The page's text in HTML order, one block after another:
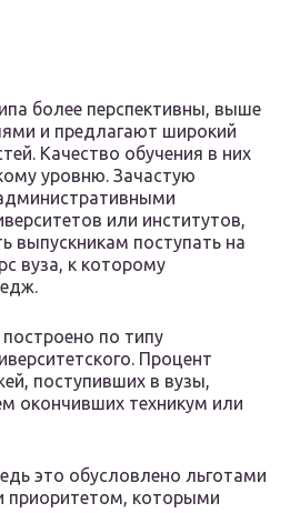
более перспективны, выше
и предлагают широкий
Качество обучения в них
уровню. Зачастую
или институтов,
выпускникам поступать на
вуза, к которому
по типу
Процент
поступивших в вузы,
окончивших техникум или
это обусловлено льготами
приоритетом, которыми